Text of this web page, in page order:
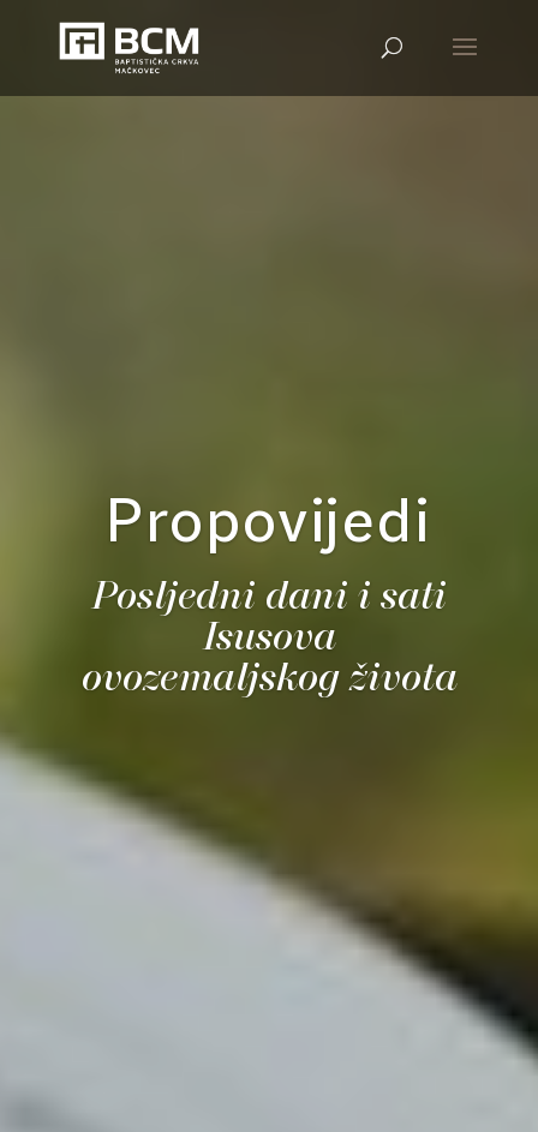
Propovijedi
Posljedni dani i sati
Isusova
ovozemaljskog života